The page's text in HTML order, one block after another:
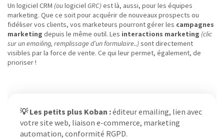
Un logiciel CRM (oulogiciel GRC)est là, aussi, pour les équipes
marketing. Que ce soit pour acquérir de nouveaux prospects ou
fidéliser vos clients, vos marketeurs pourront gérer les campagnes
marketing depuis le même outil. Les interactions marketing (clic
sur un emailing, remplissage d’un formulaire..)sont directement
visibles par la force de vente. Ce qui leur permet, également, de
prioriser !
💡 Les petits plus Koban :éditeur emailing, lien avec
votre site web, liaison e-commerce, marketing
automation, conformité RGPD.